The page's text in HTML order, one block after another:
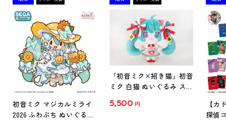
初音ミク マジカルミライ
2026 ふわぷち ぬいぐるみ
「初音ミク×招き猫」初音
ミク 白猫 ぬいぐるみ スタ
5,500 円
【カ
探偵